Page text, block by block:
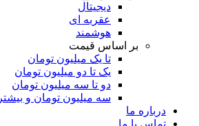
دیجیتال
عقربه ای
هوشمند
بر اساس قیمت
تا یک میلیون تومان
یک تا دو میلیون تومان
دو تا سه میلیون تومان
سه میلیون تومان و بیشتر
درباره ما
تماس با ما